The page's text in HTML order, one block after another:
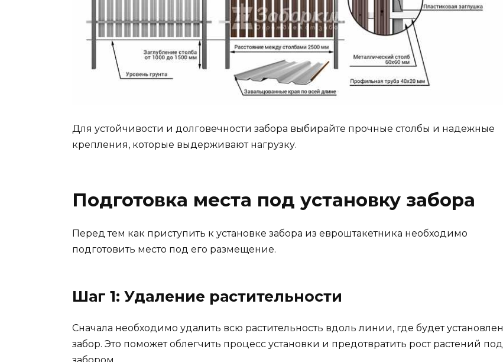
Для устойчивости и долговечности забора выбирайте прочные столбы и надежные
крепления, которые выдерживают нагрузку.
Подготовка места под установку забора
Перед тем как приступить к установке забора из евроштакетника необходимо
подготовить место под его размещение.
Шаг 1: Удаление растительности
Сначала необходимо удалить всю растительность вдоль линии, где будет установлен
забор. Это поможет облегчить процесс установки и предотвратить рост растений под